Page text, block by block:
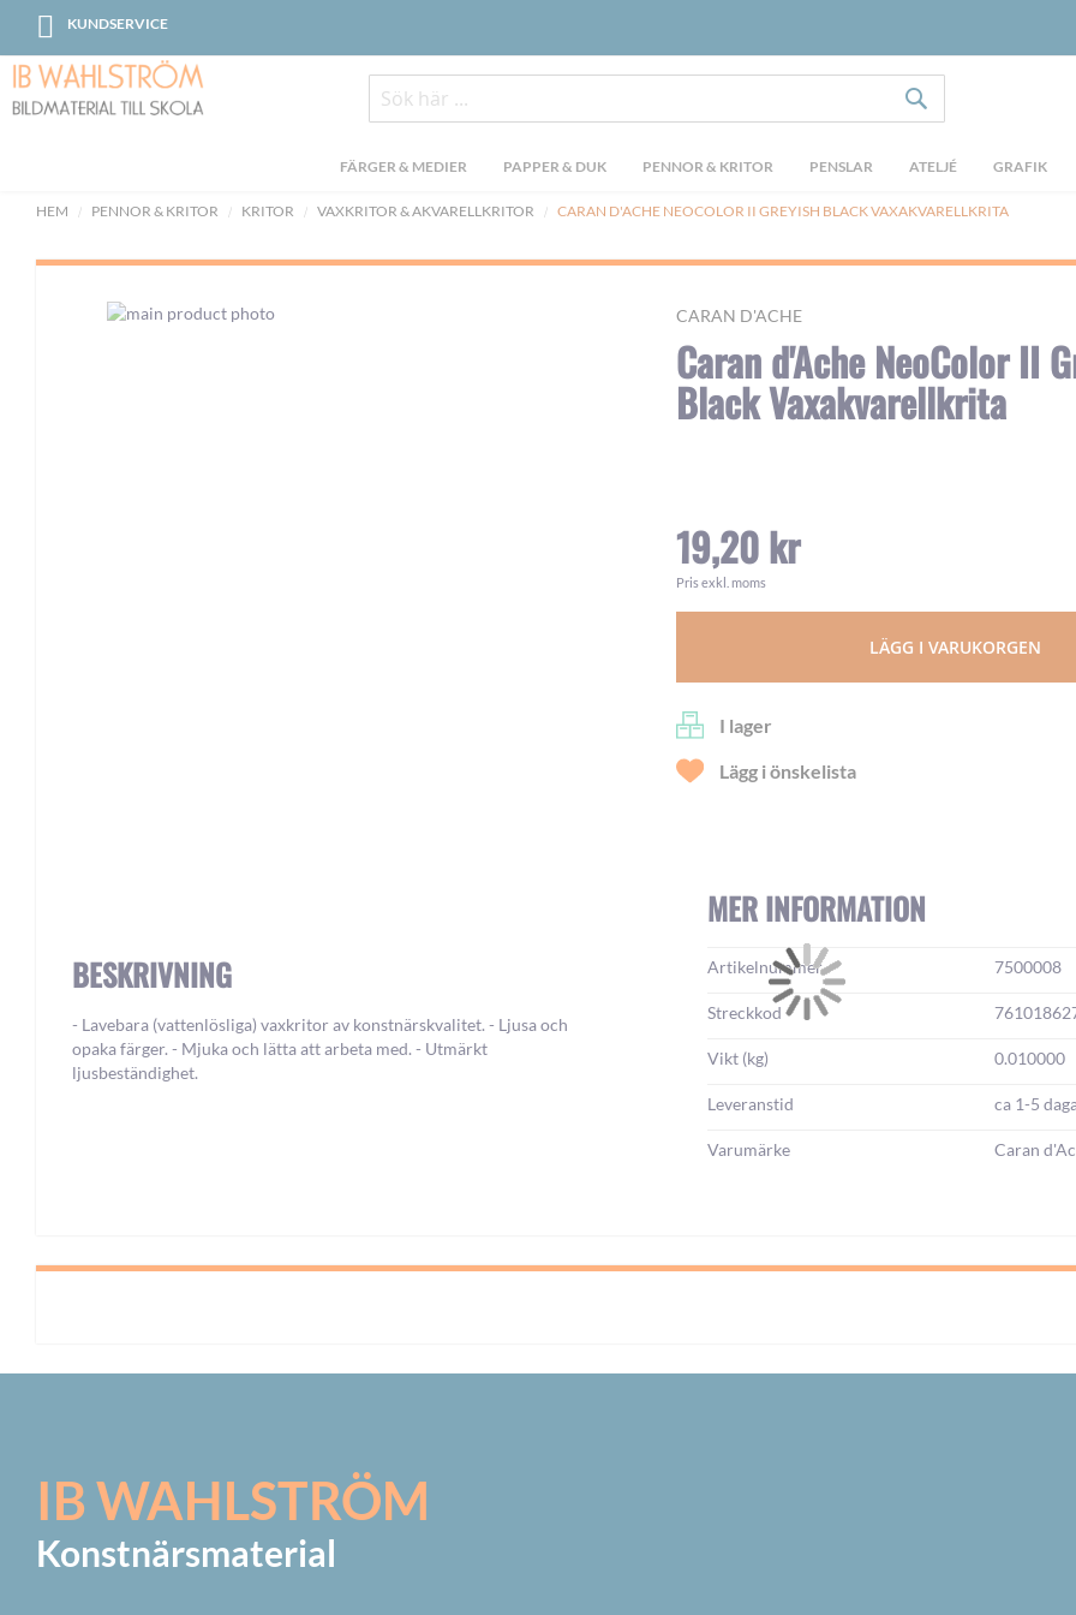
KUNDSERVICESkip
Content
Sök
FÄRGER & MEDIER PAPPER & DUK PENNOR & KRITOR PENSLAR ATELJÉ GRAFIK
HEM PENNOR & KRITOR KRITOR VAXKRITOR & AKVARELLKRITOR CARAN D'ACHE NEOCOLOR II GREYISH BLACK VAXAKVARELLKRITA
CARAN D'ACHE
Caran d'Ache NeoColor II
Black Vaxakvarellkrita
19,20 kr
Pris exkl. moms
LÄGG I VARUKORGEN
I lager
Lägg i önskelista
BESKRIVNING
- Lavebara (vattenlösliga) vaxkritor av konstnärskvalitet. - Ljusa och
opaka färger. - Mjuka och lätta att arbeta med. - Utmärkt
ljusbeständighet.
MER INFORMATION
Mer
information:
Artikelnummer 7500008
Streckkod
Vikt (kg) 0.010000
Leveranstid ca 1-5
Varumärke Caran
IB WAHLSTRÖM
Konstnärsmaterial